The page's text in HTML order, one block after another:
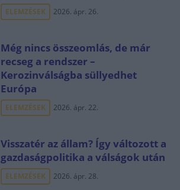
ELEMZÉSEK 2026. ápr. 26.
Még nincs összeomlás, de már
recseg a rendszer –
Kerozinválságba süllyedhet
Európa
ELEMZÉSEK 2026. ápr. 22.
Visszatér az állam? Így változott a
gazdaságpolitika a válságok után
ELEMZÉSEK 2026. ápr. 28.